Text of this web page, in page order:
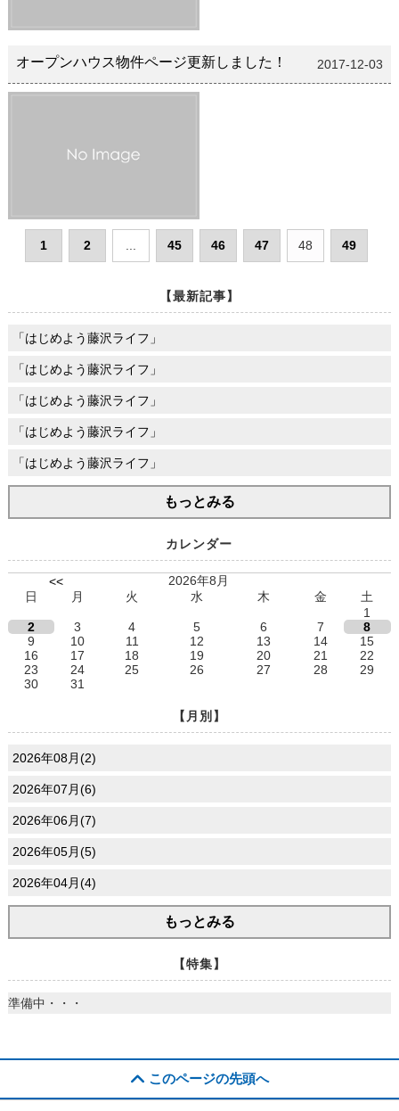
オープンハウス物件ページ更新しました！ 2017-12-03
1 2 45 46 47 48 49
【最新記事】
「はじめよう藤沢ライフ」
「はじめよう藤沢ライフ」
「はじめよう藤沢ライフ」
「はじめよう藤沢ライフ」
「はじめよう藤沢ライフ」
もっとみる
カレンダー
<<
2026年8月
日
月 火 水 木 金
土
1
2
3 4 5 6 7
8
9
10 11 12 13 14
15
16
17 18 19 20 21
22
23
24 25 26 27 28
29
30
31
【月別】
2026年08月(2)
2026年07月(6)
2026年06月(7)
2026年05月(5)
2026年04月(4)
もっとみる
【特集】
準備中・・・
このページの先頭へ